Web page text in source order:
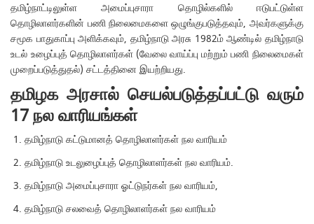
தமிழ்நாட்டிலுள்ள அமைப்புசாரா தொழில்களில் ஈடுபட்டுள்ள
தொழிலாளர்களின் பணி நிலைமைகளை ஒழுங்குபடுத்தவும், அவர்களுக்கு
சமூக பாதுகாப்பு அளிக்கவும், தமிழ்நாடு அரசு 1982ம் ஆண்டில் தமிழ்நாடு
உடல் உழைப்புத் தொழிலாளர்கள் (வேலை வாய்ப்பு மற்றும் பணி நிலைமைகள்
முறைப்படுத்துதல்) சட்டத்தினை இயற்றியது.
தமிழக அரசால் செயல்படுத்தப்பட்டு வரும்
17 நல வாரியங்கள்
தமிழ்நாடு கட்டுமானத் தொழிலாளர்கள் நல வாரியம்
தமிழ்நாடு உடலுழைப்புத் தொழிலாளர்கள் நல வாரியம்.
தமிழ்நாடு அமைப்புசாரா ஓட்டுநர்கள் நல வாரியம்,
தமிழ்நாடு சலவைத் தொழிலாளர்கள் நல வாரியம்